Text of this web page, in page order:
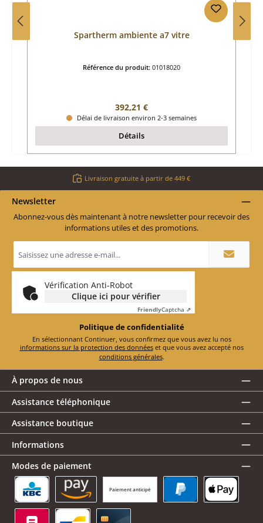
Spartherm ambiente a7 vitre
Référence du produit: 01018020
Prix régulier :
392,21 €
Délai de livraison environ 2-3 semaines
Détails
Livraison gratuite à partir de 449 €
Newsletter
Abonnez-vous dès maintenant à notre newsletter pour recevoir des
informations utiles et des promotions.
e-
mail
*
Vérification Anti-Robot
Clique ici pour vérifier
FriendlyCaptcha ⇗
Politique de confidentialité
En sélectionnant Continuer, vous confirmez que vous avez lu nos
informations sur la protection des données
et que vous avez accepté nos
conditions générales.
À propos de nous
Assistance téléphonique
Assistance boutique
Informations
Modes de paiement
Paiement anticipé
KBC/CBC Payment Button
Amazon Pay